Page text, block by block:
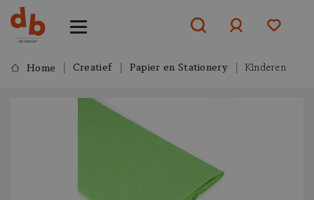
of
Home Creatief Papier en Stationery Kinderen